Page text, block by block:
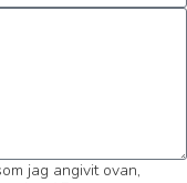
jag angivit ovan,